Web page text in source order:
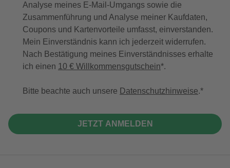
Analyse meines E-Mail-Umgangs sowie die
Zusammenführung und Analyse meiner Kaufdaten,
Coupons und Kartenvorteile umfasst, einverstanden.
Mein Einverständnis kann ich jederzeit widerrufen.
Nach Bestätigung meines Einverständnisses erhalte
ich einen 10 € Willkommensgutschein*.
Bitte beachte auch unsere Datenschutzhinweise.
JETZT ANMELDEN